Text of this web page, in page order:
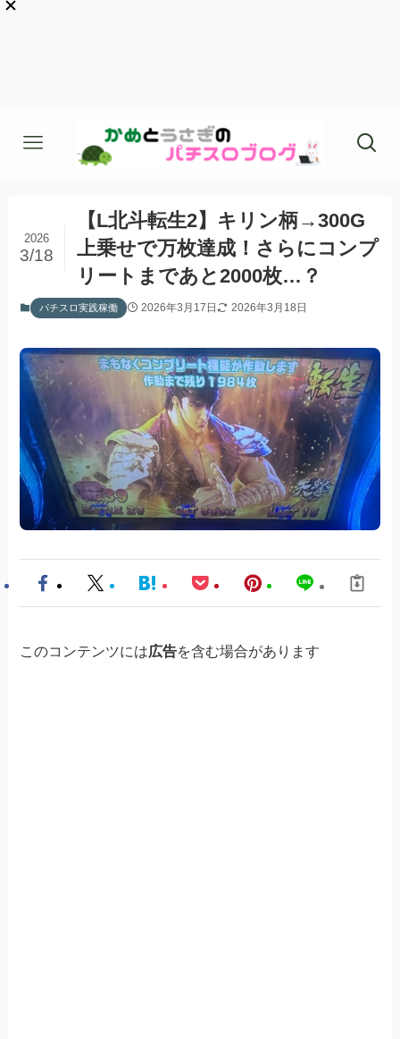
【L北斗転生2】キリン柄→300G
上乗せで万枚達成！さらにコンプ
リートまであと2000枚…？
2026
3/18
パチスロ実践稼働 2026年3月17日 2026年3月18日
このコンテンツには広告を含む場合があります